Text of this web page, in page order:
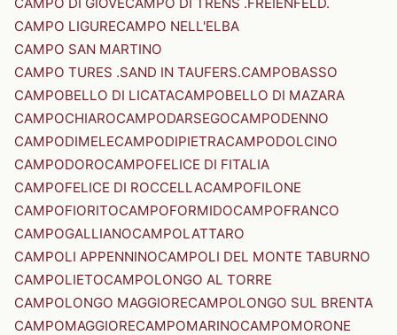
CAMPO LIGURECAMPO NELL'ELBA
CAMPO SAN MARTINO
CAMPO TURES .SAND IN TAUFERS.CAMPOBASSO
CAMPOBELLO DI LICATACAMPOBELLO DI MAZARA
CAMPOCHIAROCAMPODARSEGOCAMPODENNO
CAMPODIMELECAMPODIPIETRACAMPODOLCINO
CAMPODOROCAMPOFELICE DI FITALIA
CAMPOFELICE DI ROCCELLACAMPOFILONE
CAMPOFIORITOCAMPOFORMIDOCAMPOFRANCO
CAMPOGALLIANOCAMPOLATTARO
CAMPOLI APPENNINOCAMPOLI DEL MONTE TABURNO
CAMPOLIETOCAMPOLONGO AL TORRE
CAMPOLONGO MAGGIORECAMPOLONGO SUL BRENTA
CAMPOMAGGIORECAMPOMARINOCAMPOMORONE